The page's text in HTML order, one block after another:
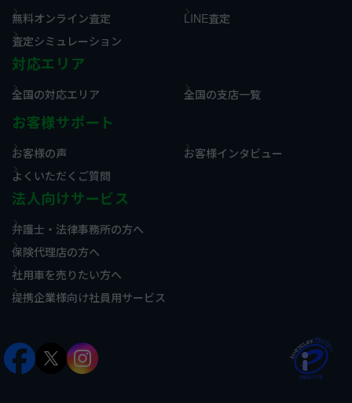
無料オンライン査定
LINE査定
査定シミュレーション
対応エリア
全国の対応エリア 全国の支店一覧
お客様サポート
お客様の声
お客様インタビュー
よくいただくご質問
法人向けサービス
弁護士・法律事務所の方へ
保険代理店の方へ
社用車を売りたい方へ
提携企業様向け社員用サービス